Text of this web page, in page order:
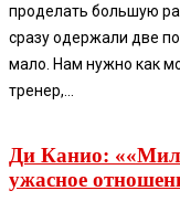
проделать большую
сразу одержали две
мало. Нам нужно как
тренер,...
Ди Канио:
ужасное